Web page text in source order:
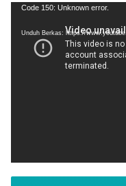
Pemutar
Code 150: Unknown error.
Unduh Berkas: https://